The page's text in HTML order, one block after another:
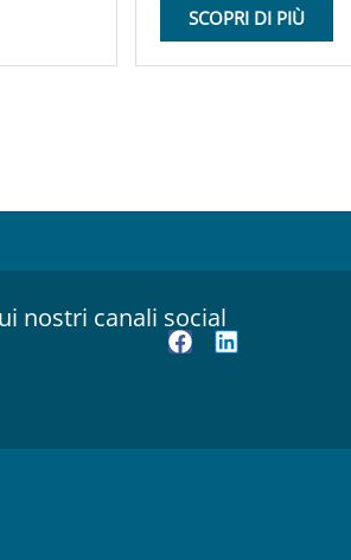
SCOPRI DI PIÙ
nostri canali social